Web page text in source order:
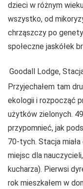
dzieci w różnym
wszystko, od
chrząszczy po
społeczne jaskółek
Goodall Lodge,
Przyjechałem tam
ekologii i rozpocząć
użytków zielonych.
przypomnieć, jak
70-tych. Stacja
miejsc dla
kucharza). Pierwsi
rok mieszkałem w